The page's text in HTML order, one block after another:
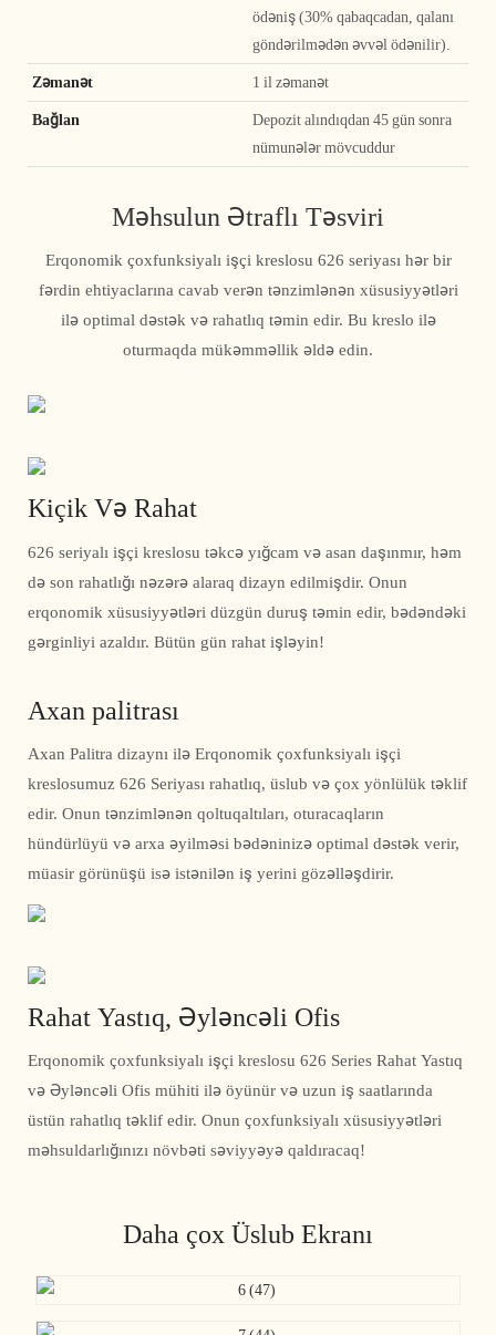
ödəniş (30% qabaqcadan, qalanı
göndərilmədən əvvəl ödənilir).
Zəmanət 1 il zəmanət
Bağlan
Depozit alındıqdan 45 gün sonra
nümunələr mövcuddur
Məhsulun Ətraflı Təsviri
Erqonomik çoxfunksiyalı işçi kreslosu 626 seriyası hər bir
fərdin ehtiyaclarına cavab verən tənzimlənən xüsusiyyətləri
ilə optimal dəstək və rahatlıq təmin edir. Bu kreslo ilə
oturmaqda mükəmməllik əldə edin.
Kiçik Və Rahat
626 seriyalı işçi kreslosu təkcə yığcam və asan daşınmır, həm
də son rahatlığı nəzərə alaraq dizayn edilmişdir. Onun
erqonomik xüsusiyyətləri düzgün duruş təmin edir, bədəndəki
gərginliyi azaldır. Bütün gün rahat işləyin!
Axan palitrası
Axan Palitra dizaynı ilə Erqonomik çoxfunksiyalı işçi
kreslosumuz 626 Seriyası rahatlıq, üslub və çox yönlülük təklif
edir. Onun tənzimlənən qoltuqaltıları, oturacaqların
hündürlüyü və arxa əyilməsi bədəninizə optimal dəstək verir,
müasir görünüşü isə istənilən iş yerini gözəlləşdirir.
Rahat Yastıq, Əyləncəli Ofis
Erqonomik çoxfunksiyalı işçi kreslosu 626 Series Rahat Yastıq
və Əyləncəli Ofis mühiti ilə öyünür və uzun iş saatlarında
üstün rahatlıq təklif edir. Onun çoxfunksiyalı xüsusiyyətləri
məhsuldarlığınızı növbəti səviyyəyə qaldıracaq!
Daha çox Üslub Ekranı